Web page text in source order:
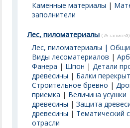
Каменные материалы |
заполнители
Лес, пиломатериалы (76 записей)
Лес, пиломатериалы |
Виды лесоматериалов |
Фанера | Шпон |Детали
древесины | Балки
Строительное бревно |
приемка | Величина усушки
древесины |Защита
древесины | Тематический
отрасли